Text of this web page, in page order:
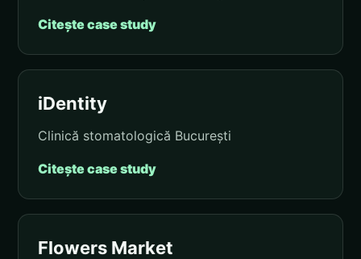
Citește case study
iDentity
Clinică stomatologică București
Citește case study
Flowers Market